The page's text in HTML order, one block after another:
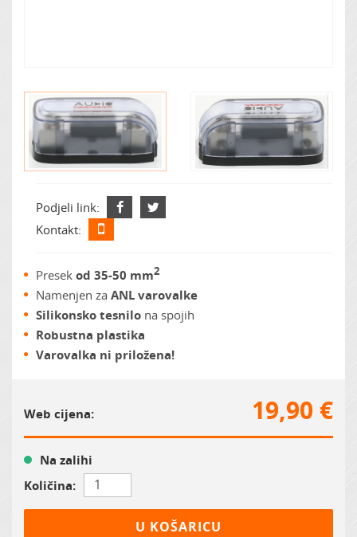
Podjeli link:
Kontakt:
Presek od 35-50 mm2
Namenjen za ANL varovalke
Silikonsko tesnilo na spojih
Robustna plastika
Varovalka ni priložena!
Web cijena: 19,90 €
Na zalihi
Količina:
U KOŠARICU